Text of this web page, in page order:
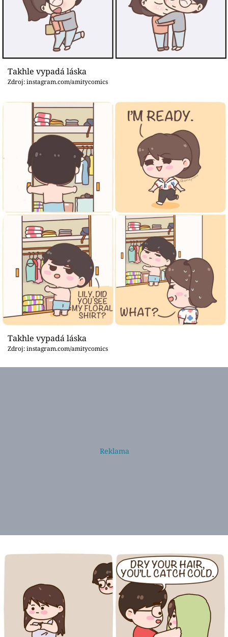
Sledujte prima+
Přihlášení
Sledujte nás
Takhle vypadá láska
Zdroj: instagram.com/amitycomics
Takhle vypadá láska
Zdroj: instagram.com/amitycomics